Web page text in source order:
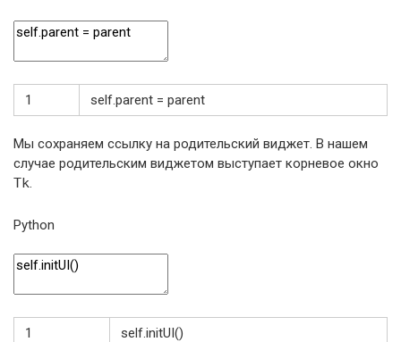
1 selfparent = parent
Мы сохраняем ссылку на родительский виджет. В нашем
случае родительским виджетом выступает корневое окно
Tk
Python
1 self.initUI()